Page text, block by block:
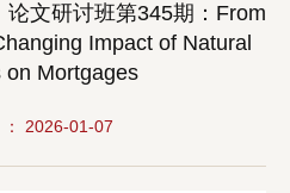
文研讨班第345期：From
Impact of Natural
on Mortgages
： 2026-01-07